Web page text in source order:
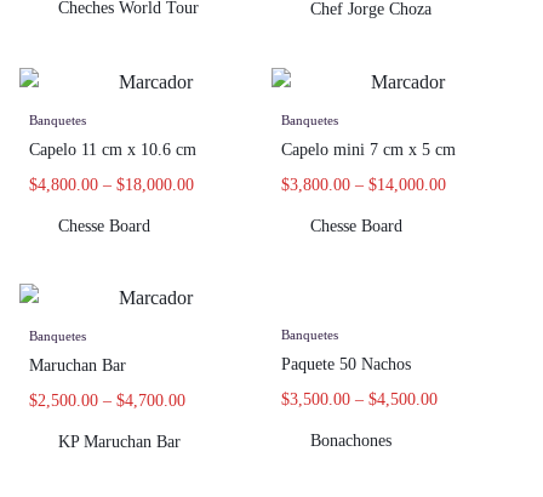
Cheches World Tour Chef Jorge Choza
Banquetes
Capelo 11 cm x 10.6 cm
$4,800.00 – $18,000.00
Chesse Board
Banquetes
Capelo mini 7 cm x 5 cm
$3,800.00 – $14,000.00
Chesse Board
Banquetes
Maruchan Bar
$2,500.00 – $4,700.00
KP Maruchan Bar
Banquetes
Paquete 50 Nachos
$3,500.00 – $4,500.00
Bonachones